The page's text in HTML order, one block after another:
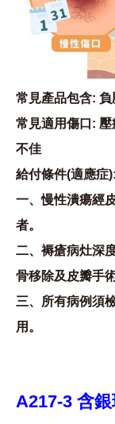
常見產品包含:
常見適用傷口:
不佳
給付條件(適應症):
一、慢性潰瘍經
者。
二、褥瘡病灶深
骨移除及皮瓣手
三、所有病例須
用。
A217-3 含